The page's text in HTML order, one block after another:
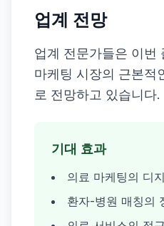
업계 전망
업계 전문가들은 이번
마케팅 시장의 근본적
로 전망하고 있습니다.
기대 효과
의료 마케팅의 디
환자-병원 매칭의